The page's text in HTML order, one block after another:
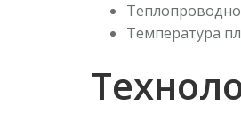
Температура